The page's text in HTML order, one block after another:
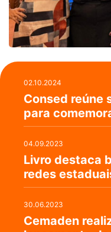
02.10.2024
Consed reúne
para
04.09.2023
Livro destaca
redes
30.06.2023
Cemaden